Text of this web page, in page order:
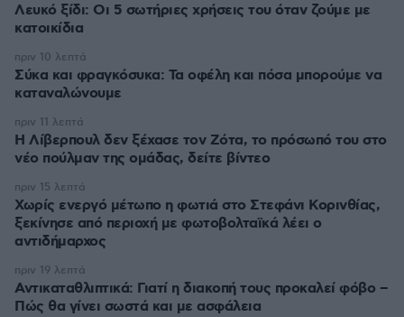
Λευκό ξίδι: Οι 5 σωτήριες χρήσεις του όταν ζούμε με
κατοικίδια
Σύκα και φραγκόσυκα: Τα οφέλη και πόσα μπορούμε να
καταναλώνουμε
πριν 10 λεπτά
Η Λίβερπουλ δεν ξέχασε τον Ζότα, το πρόσωπό του στο
νέο πούλμαν της ομάδας, δείτε βίντεο
πριν 11 λεπτά
Χωρίς ενεργό μέτωπο η φωτιά στο Στεφάνι Κορινθίας,
ξεκίνησε από περιοχή με φωτοβολταϊκά λέει ο
αντιδήμαρχος
πριν 15 λεπτά
Αντικαταθλιπτικά: Γιατί η διακοπή τους προκαλεί φόβο –
Πώς θα γίνει σωστά και με ασφάλεια
πριν 19 λεπτά